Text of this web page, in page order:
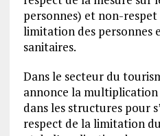
personnes) et non-
limitation des personnes
sanitaires.
Dans le secteur du
annonce la
dans les structures pour
respect de la limitation